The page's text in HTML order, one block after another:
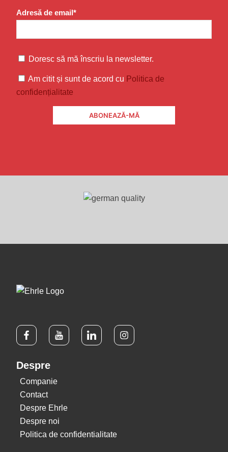
Adresă de email*
Doresc să mă înscriu la newsletter.
Am citit și sunt de acord cu Politica de
confidențialitate
Despre
Companie
Contact
Despre Ehrle
Despre noi
Politica de confidentialitate